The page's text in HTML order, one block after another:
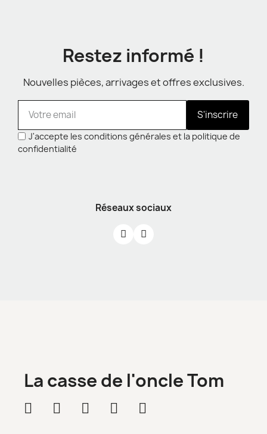
Restez informé !
Nouvelles pièces, arrivages et offres exclusives.
S'inscrire
J'accepte les conditions générales et la politique de
confidentialité
Réseaux sociaux
La casse de l'oncle Tom